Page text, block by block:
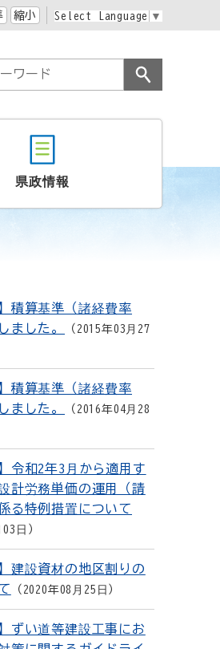
縮小 Select Language ▼
県政情報
積算基準（諸経費率
ました。
2015年03月27
積算基準（諸経費率
ました。
2016年04月28
令和2年3月から適用す
計労務単価の運用（請
る特例措置について
日
建設資材の地区割りの
2020年08月25日
ずい道等建設工事にお